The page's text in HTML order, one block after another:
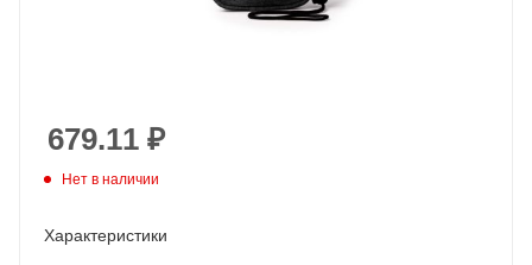
679.11 ₽
Нет в наличии
Характеристики